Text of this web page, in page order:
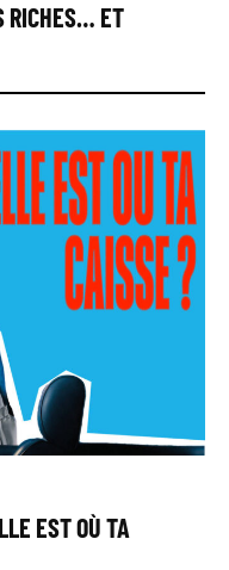
RICHES… ET
EST OÙ TA